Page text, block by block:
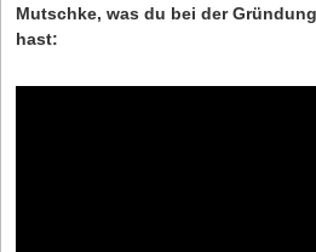
Mutschke, was du bei der
hast: